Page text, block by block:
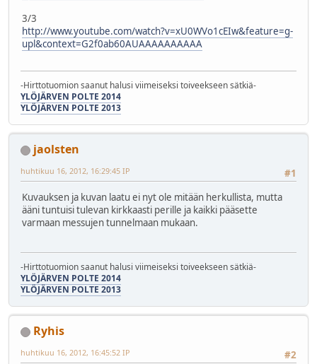
3/3
http://www.youtube.com/watch?v=xU0WVo1cEIw&feature=g-
upl&context=G2f0ab60AUAAAAAAAAAA
-Hirttotuomion saanut halusi viimeiseksi toiveekseen sätkiä-
YLÖJÄRVEN POLTE 2014
YLÖJÄRVEN POLTE 2013
jaolsten
#1
huhtikuu 16, 2012, 16:29:45 IP
Kuvauksen ja kuvan laatu ei nyt ole mitään herkullista, mutta
ääni tuntuisi tulevan kirkkaasti perille ja kaikki pääsette
varmaan messujen tunnelmaan mukaan.
-Hirttotuomion saanut halusi viimeiseksi toiveekseen sätkiä-
YLÖJÄRVEN POLTE 2014
YLÖJÄRVEN POLTE 2013
Ryhis
#2
huhtikuu 16, 2012, 16:45:52 IP